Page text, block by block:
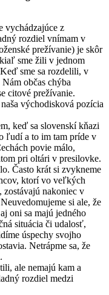
vychádzajúce z
rozdiel vnímam v
prežívanie) je skôr
sme žili v jednom
sme sa rozdelili, v
občas chýba
citové prežívanie.
východisková pozícia
keď sa slovenskí kňazi
ľudí a to im tam príde v
povie málo,
pri oltári v presilovke.
Často krát si zvykneme
ktorí vo veľkých
nakoniec v
si ale, že
oni sa majú jedného
situácia či udalosť,
úspechy svojho
Netrápme sa, že
ale nemajú kam a
rozdiel medzi